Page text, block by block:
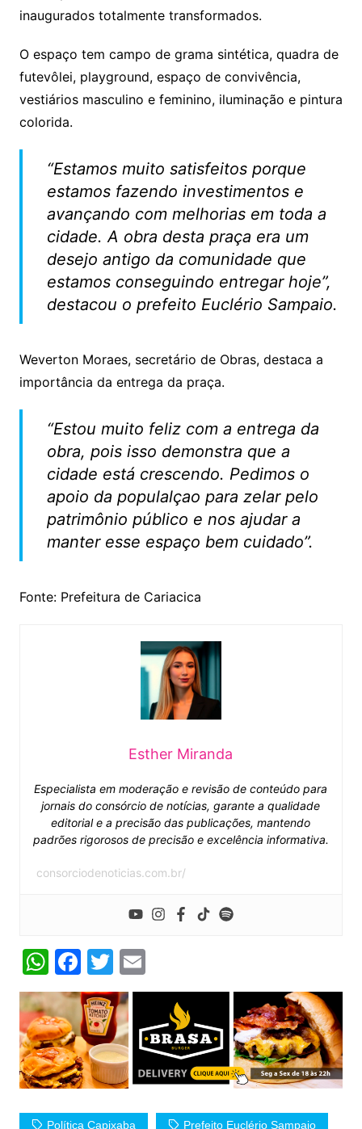
k
inaugurados totalmente transformados.
O espaço tem campo de grama sintética, quadra de
futevôlei, playground, espaço de convivência,
vestiários masculino e feminino, iluminação e pintura
colorida.
“Estamos muito satisfeitos porque
estamos fazendo investimentos e
avançando com melhorias em toda a
cidade. A obra desta praça era um
desejo antigo da comunidade que
estamos conseguindo entregar hoje”,
destacou o prefeito Euclério Sampaio.
Weverton Moraes, secretário de Obras, destaca a
importância da entrega da praça.
“Estou muito feliz com a entrega da
obra, pois isso demonstra que a
cidade está crescendo. Pedimos o
apoio da populalçao para zelar pelo
patrimônio público e nos ajudar a
manter esse espaço bem cuidado”.
Fonte: Prefeitura de Cariacica
Esther Miranda
Especialista em moderação e revisão de conteúdo para
jornais do consórcio de notícias, garante a qualidade
editorial e a precisão das publicações, mantendo
padrões rigorosos de precisão e excelência informativa.
consorciodenoticias.com.br/
W
h
at
s
A
p
p
F
a
c
e
b
o
o
T
w
itt
er
E
m
l
Política Capixaba Prefeito Euclério Sampaio